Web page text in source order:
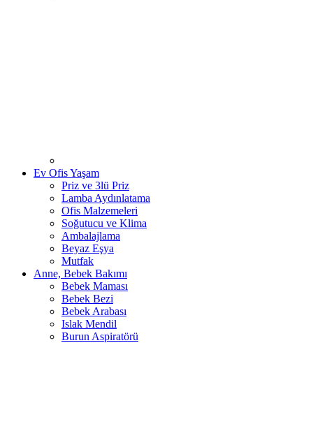
Ev Ofis Yaşam
Priz ve 3lü Priz
Lamba Aydınlatama
Ofis Malzemeleri
Soğutucu ve Klima
Ambalajlama
Beyaz Eşya
Mutfak
Anne, Bebek Bakımı
Bebek Maması
Bebek Bezi
Bebek Arabası
Islak Mendil
Burun Aspiratörü